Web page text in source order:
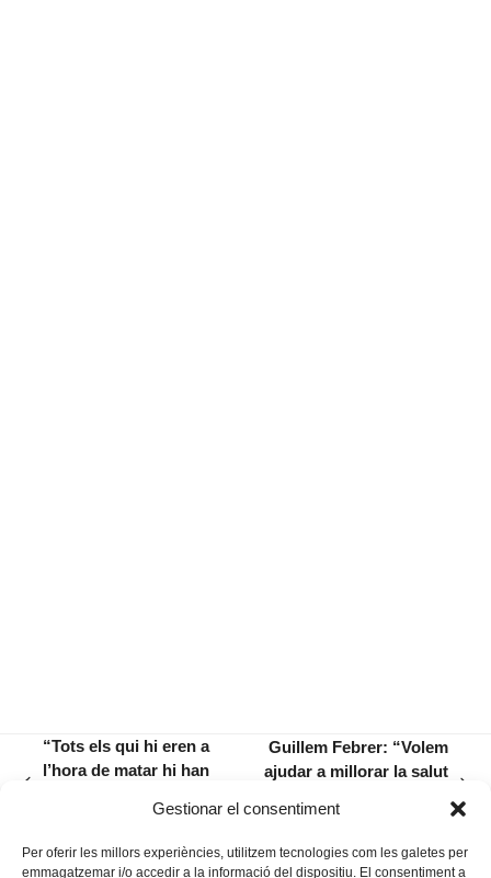
Gestionar el consentiment
Per oferir les millors experiències, utilitzem tecnologies com les galetes per
emmagatzemar i/o accedir a la informació del dispositiu. El consentiment a
“Tots els qui hi eren a
l’hora de matar hi han
post:
Guillem Febrer: “Volem
ajudar a millorar la salut